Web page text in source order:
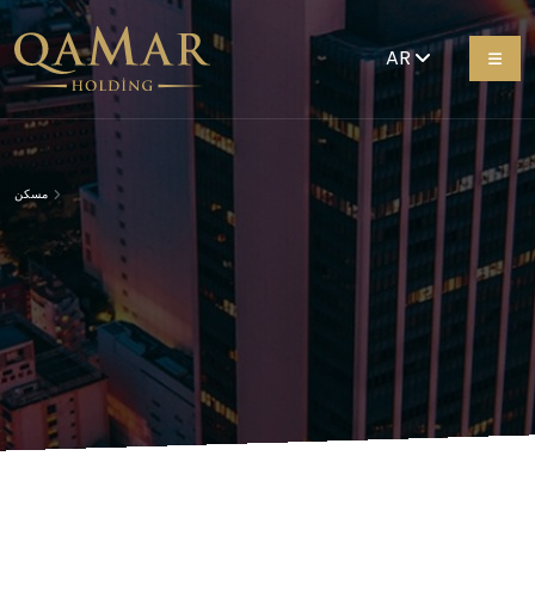
AR
مسكن